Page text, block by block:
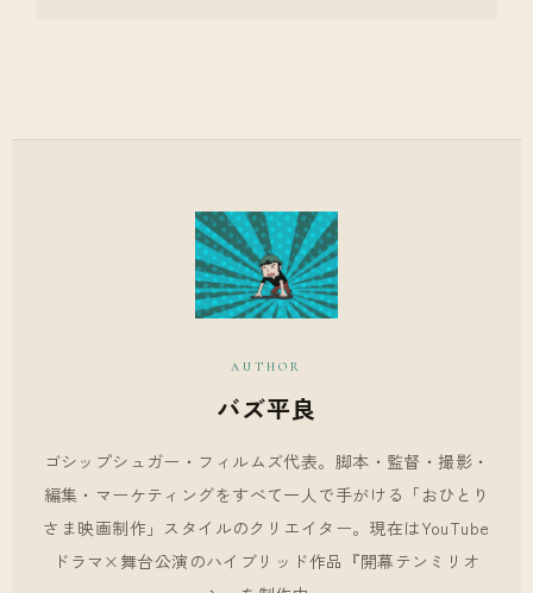
AUTHOR
バズ平良
ゴシップシュガー・フィルムズ代表。脚本・監督・撮影・
編集・マーケティングをすべて一人で手がける「おひとり
さま映画制作」スタイルのクリエイター。現在はYouTube
ドラマ×舞台公演のハイブリッド作品『開幕テンミリオ